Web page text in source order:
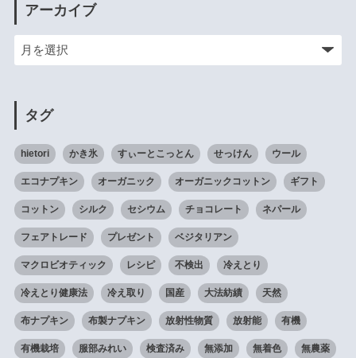
アーカイブ
タグ
hietori かき氷 すぃーとこっとん せっけん ウール
エコナプキン オーガニック オーガニックコットン ギフト
コットン シルク セシウム チョコレート ネパール
フェアトレード プレゼント ベジタリアン
マクロビオティック レシピ 不検出 冷えとり
冷えとり健康法 冷え取り 国産 大法紡績 天然
布ナプキン 布製ナプキン 放射性物質 放射能 有機
有機栽培 服部みれい 検査済み 無添加 無着色 無農薬